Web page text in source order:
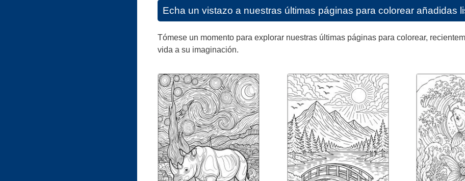
Echa un vistazo a nuestras últimas páginas para colorear añadidas
Tómese un momento para explorar nuestras últimas páginas para colorear,
vida a su imaginación.